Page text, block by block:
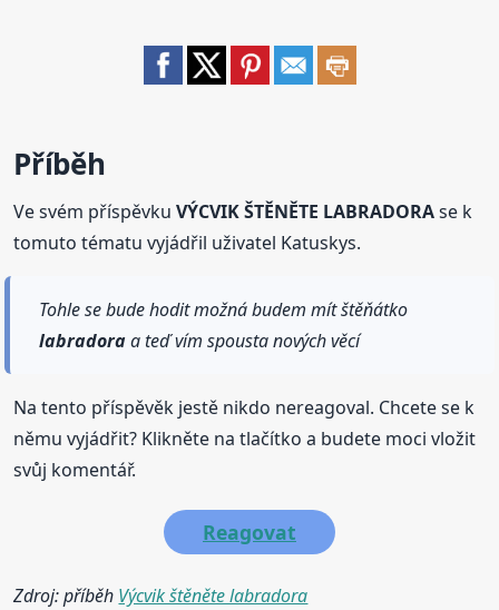
Příběh
Ve svém příspěvkuVÝCVIK ŠTĚNĚTE LABRADORAse k
tomuto tématu vyjádřil uživatel Katuskys.
Tohle se bude hodit možná budem mít štěňátko
labradoraa teď vím spousta nových věcí
Na tento příspěvěk jestě nikdo nereagoval. Chcete se k
němu vyjádřit? Klikněte na tlačítko a budete moci vložit
svůj komentář.
Reagovat
Zdroj: příběh Výcvik štěněte labradora